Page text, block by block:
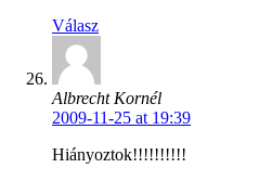
Válasz
Albrecht Kornél
2009-11-25 at 19:39
Hiányoztok!!!!!!!!!!